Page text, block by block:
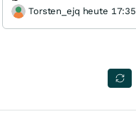
Torsten_ejq heute 17:35